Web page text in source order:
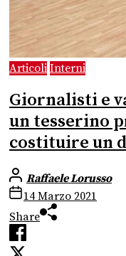
Articoli Interni
Giornalisti e
un tesserino
costituire un
Raffaele Lorusso
14 Marzo 2021
Share